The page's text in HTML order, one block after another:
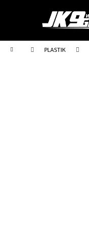
StartseitePLASTIK
e
Zurück
zum
Zurück
zum